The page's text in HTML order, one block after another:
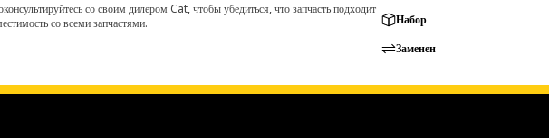
со своим дилером Cat, чтобы убедиться, что запчасть подходит
со всеми запчастями.
Набор
Заменен